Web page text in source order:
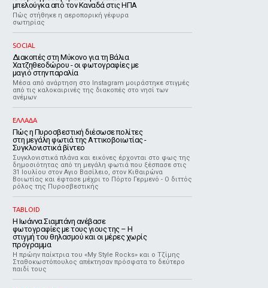
μπελούγκα από τον Καναδά στις ΗΠΑ
Πώς στήθηκε η αεροπορική γέφυρα
σωτηρίας
SOCIAL
Διακοπές στη Μύκονο για τη Βάλια
Χατζηθεοδώρου - οι φωτογραφίες με
μαγιό στην παραλία
Μέσα από ανάρτηση στο Instagram μοιράστηκε στιγμές
από τις καλοκαιρινές της διακοπές στο νησί των
ανέμων
ΕΛΛΑΔΑ
Πώς η Πυροσβεστική διέσωσε πολίτες
στη μεγάλη φωτιά της Αττικοβοιωτίας -
Συγκλονιστικά βίντεο
Συγκλονιστικά πλάνα και εικόνες έρχονται στο φως της
δημοσιότητας από τη μεγάλη φωτιά που ξέσπασε στις
31 Ιουλίου στον Αγιο Βασίλειο, στον Κιθαιρώνα
Βοιωτίας και έφτασε μέχρι το Πόρτο Γερμενό - Ο διττός
ρόλος της Πυροσβεστικής
TABLOID
H Ιωάννα Σιαμπάνη ανέβασε
φωτογραφίες με τους γιους της – Η
στιγμή του θηλασμού και οι μέρες χωρίς
πρόγραμμα
Η πρώην παίκτρια του «My Style Rocks» και ο Τζίμης
Σταθοκωστόπουλος απέκτησαν πρόσφατα το δεύτερο
παιδί τους